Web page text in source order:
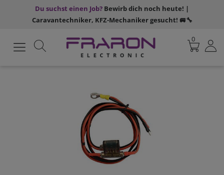
Du suchst einen Job? Bewirb dich noch heute! |
Caravantechniker, KFZ-Mechaniker gesucht! 🚐🔧
0